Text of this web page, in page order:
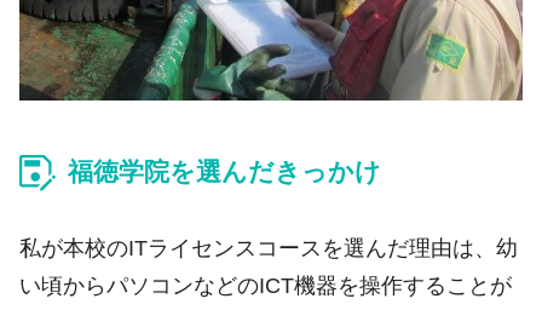
福徳学院を選んだきっかけ
私が本校のITライセンスコースを選んだ理由は、幼
い頃からパソコンなどのICT機器を操作することが